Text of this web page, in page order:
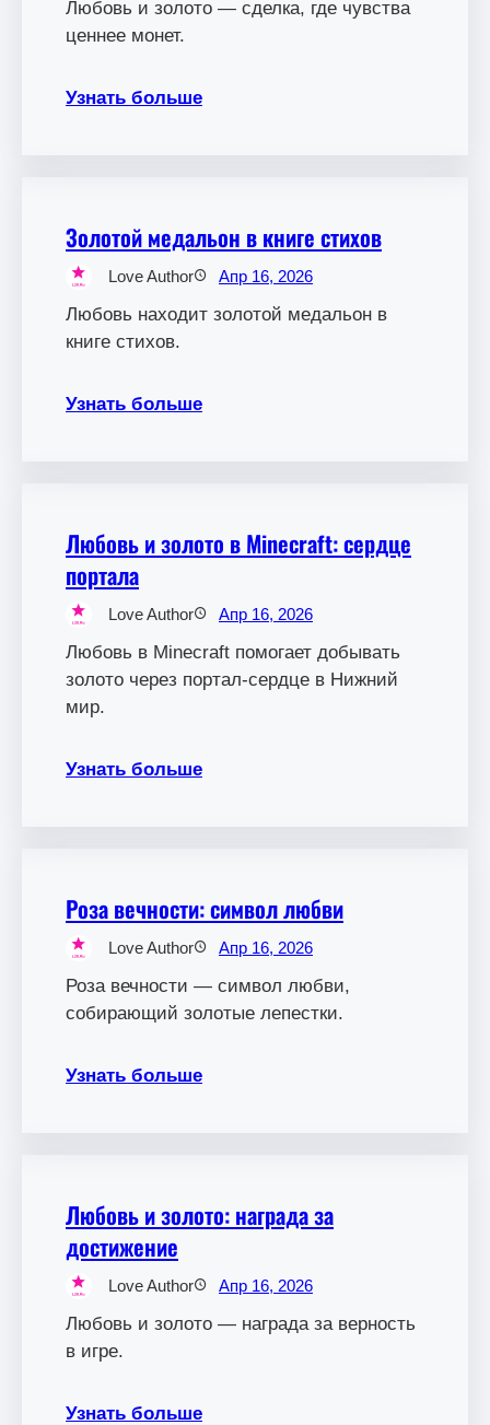
Любовь и золото — сделка, где чувства
ценнее монет.
Узнать больше
Золотой медальон в книге стихов
Love Author Апр 16, 2026
Любовь находит золотой медальон в
книге стихов.
Узнать больше
Любовь и золото в Minecraft: сердце
портала
Love Author Апр 16, 2026
Любовь в Minecraft помогает добывать
золото через портал-сердце в Нижний
мир.
Узнать больше
Роза вечности: символ любви
Love Author Апр 16, 2026
Роза вечности — символ любви,
собирающий золотые лепестки.
Узнать больше
Любовь и золото: награда за
достижение
Love Author Апр 16, 2026
Любовь и золото — награда за верность
в игре.
Узнать больше